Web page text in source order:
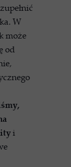
W
może
od
i